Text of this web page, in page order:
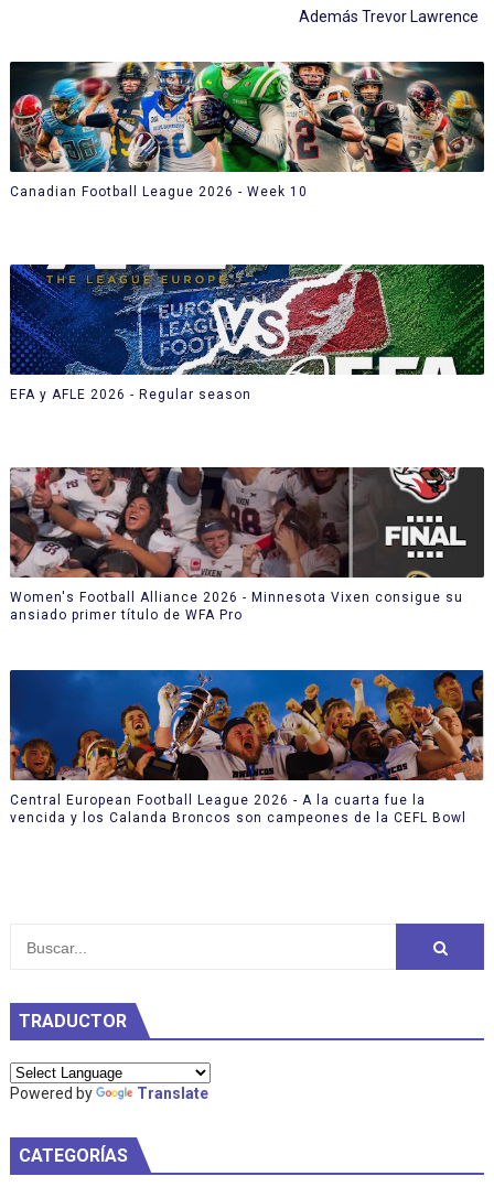
Además Trevor Lawrence
Canadian Football League 2026 - Week 10
EFA y AFLE 2026 - Regular season
Women's Football Alliance 2026 - Minnesota Vixen consigue su
ansiado primer título de WFA Pro
Central European Football League 2026 - A la cuarta fue la
vencida y los Calanda Broncos son campeones de la CEFL Bowl
TRADUCTOR
Powered by Translate
CATEGORÍAS